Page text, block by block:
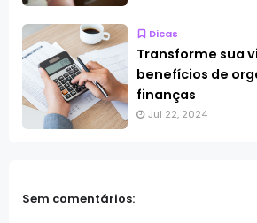
Dicas
Transforme sua
benefícios de
finanças
Jul 22, 2024
Sem comentários: